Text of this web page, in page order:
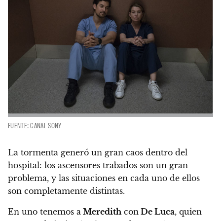
FUENTE: CANAL SONY
La tormenta generó un gran caos dentro del
hospital: los ascensores trabados son un gran
problema, y las situaciones en cada uno de ellos
son completamente distintas.
En uno tenemos a Meredith con De Luca, quien